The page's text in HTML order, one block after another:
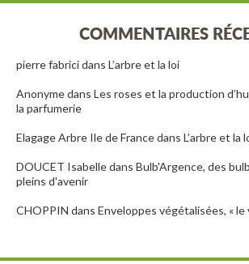
COMMENTAIRES
pierre fabricidans L’arbre et la loi
Anonymedans Les roses et la production
la parfumerie
Elagage Arbre Ile de Francedans L’arbre et la
DOUCET Isabelledans Bulb'Argence, des
pleins d'avenir
CHOPPIN dans Enveloppes végétalisées, « le